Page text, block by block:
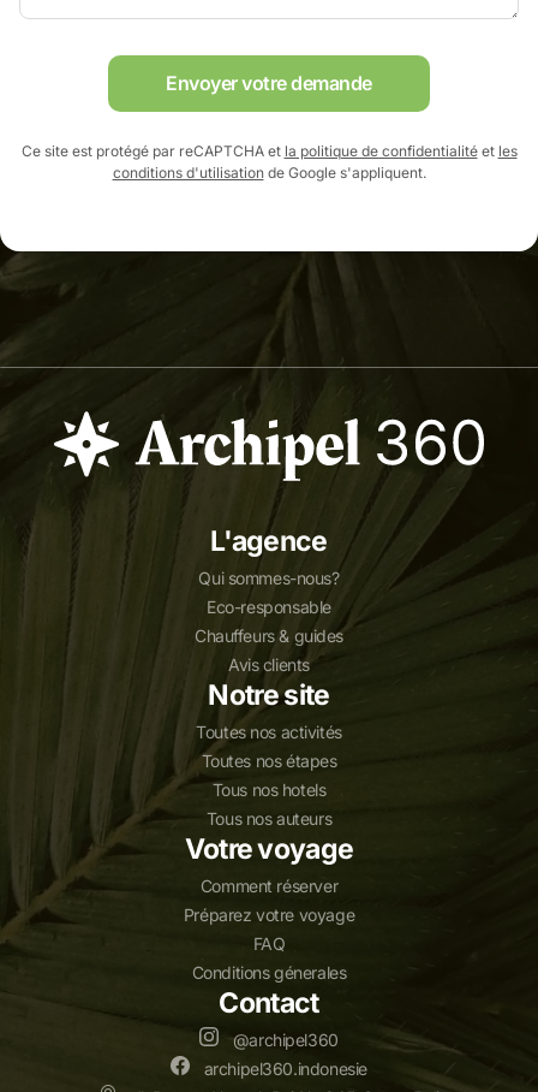
Envoyer votre demande
Ce site est protégé par reCAPTCHA et la politique de confidentialitéet les
conditions d'utilisationde Google s'appliquent.
L'agence
Qui sommes-nous?
Eco-responsable
Chauffeurs & guides
Avis clients
Notre site
Toutes nos activités
Toutes nos étapes
Tous nos hotels
Tous nos auteurs
Votre voyage
Comment réserver
Préparez votre voyage
FAQ
Conditions génerales
Contact
@archipel360
archipel360.indonesie